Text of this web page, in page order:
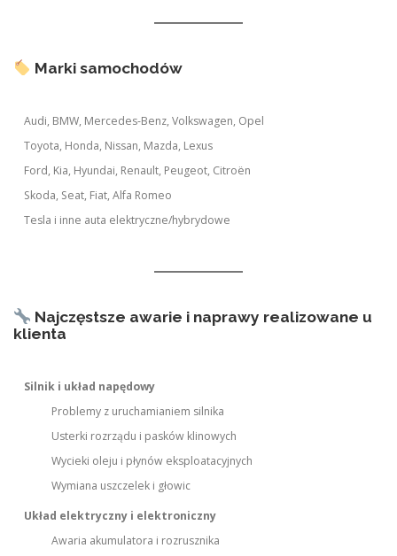
Marki samochodów
Audi, BMW, Mercedes-Benz, Volkswagen, Opel
Toyota, Honda, Nissan, Mazda, Lexus
Ford, Kia, Hyundai, Renault, Peugeot, Citroën
Skoda, Seat, Fiat, Alfa Romeo
Tesla i inne auta elektryczne/hybrydowe
Najczęstsze awarie i naprawy realizowane u
klienta
Silnik i układ napędowy
Problemy z uruchamianiem silnika
Usterki rozrządu i pasków klinowych
Wycieki oleju i płynów eksploatacyjnych
Wymiana uszczelek i głowic
Układ elektryczny i elektroniczny
Awaria akumulatora i rozrusznika